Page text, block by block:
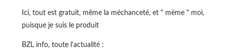
Ici, tout est gratuit, même la méchanceté, et " mème " moi,
puisque je suis le produit
BZL info, toute l'actualité :